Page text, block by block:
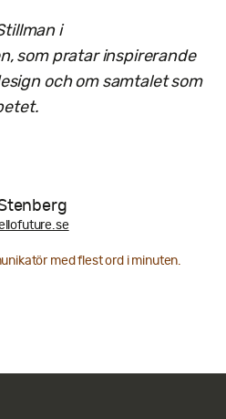
i
, som pratar inspirerande
och om samtalet som
med flest ord i minuten.